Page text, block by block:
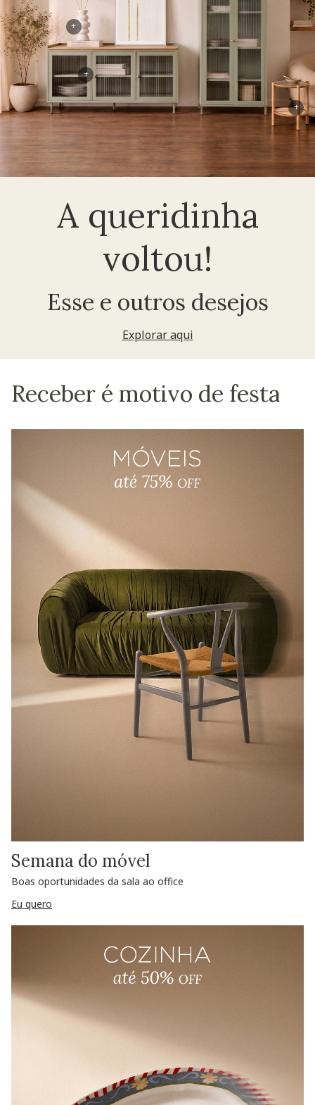
A queridinha
voltou!
Esse e outros desejos
Explorar aqui
+
+
+
Receber é motivo de festa
Semana do móvel
Boas oportunidades da sala ao office
Eu quero